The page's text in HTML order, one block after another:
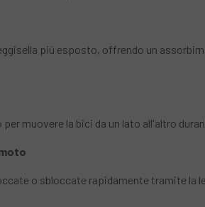
più esposto, offrendo un
muovere la bici da un lato all'altro
o sbloccate rapidamente tramite la